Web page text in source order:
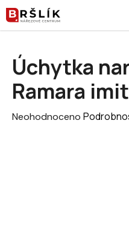
Přejít na obsah
Úchytka
Ramara
Průměrné hodnocení
Neohodnoceno